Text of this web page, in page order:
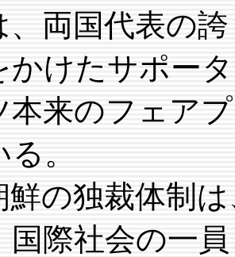
両国代表の
かけたサポー
本来のフェア
。
の独裁体制は
国際社会の一